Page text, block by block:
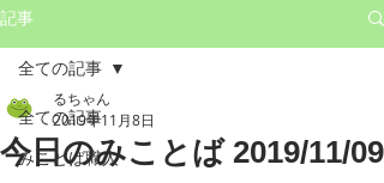
記事
全ての記事
みことば職人
全ての記事
今日のみことば 2019/11/09
るちゃん
2019年11月8日